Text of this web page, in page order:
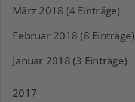
März 2018 (4 Einträge)
Februar 2018 (8 Einträge)
Januar 2018 (3 Einträge)
2017